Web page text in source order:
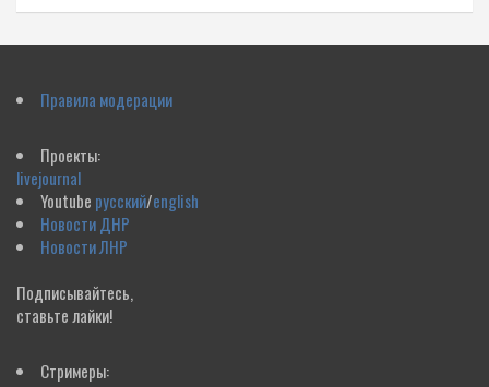
Правила модерации
Проекты:
livejournal
Youtube русский/english
Новости ДНР
Новости ЛНР
Подписывайтесь,
ставьте лайки!
Стримеры: